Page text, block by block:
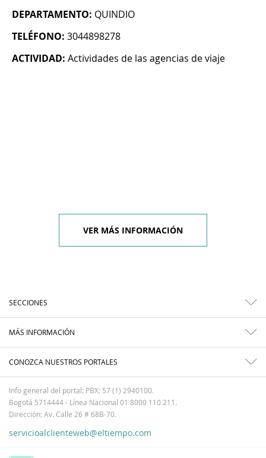
DEPARTAMENTO: QUINDIO
TELÉFONO: 3044898278
ACTIVIDAD: Actividades de las agencias de viaje
VER MÁS INFORMACIÓN
SECCIONES
MÁS INFORMACIÓN
CONOZCA NUESTROS PORTALES
Info general del portal: PBX: 57 (1) 2940100.
Bogotá 5714444 - Línea Nacional 01 8000 110 211.
Dirección: Av. Calle 26 # 68B-70.
servicioalclienteweb@eltiempo.com